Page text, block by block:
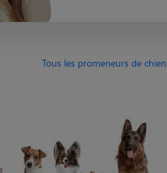
Tous les promeneurs de